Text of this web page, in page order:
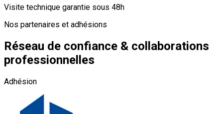
Visite technique garantie sous 48h
Nos partenaires et adhésions
Réseau de confiance & collaborations
professionnelles
Adhésion